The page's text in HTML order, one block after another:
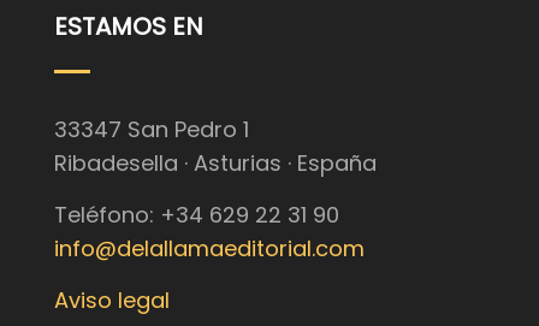
ESTAMOS EN
33347 San Pedro 1
Ribadesella · Asturias · España
Teléfono: +34 629 22 31 90
info@delallamaeditorial.com
Aviso legal